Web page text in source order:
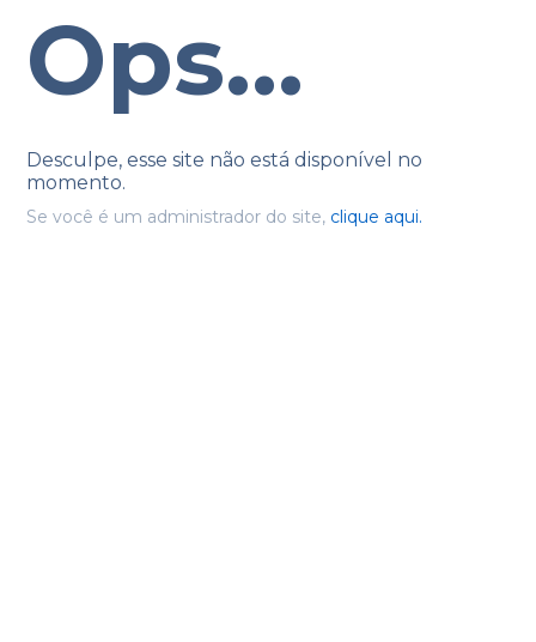
Ops...
Desculpe, esse site não está disponível no
momento.
Se você é um administrador do site, clique aqui.